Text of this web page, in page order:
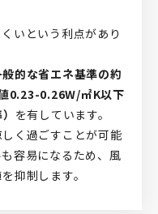
いという利点があり
般的な省エネ基準の約
0.23-0.26W/㎡K以下
を有しています。
く過ごすことが可能
容易になるため、風
抑制します。